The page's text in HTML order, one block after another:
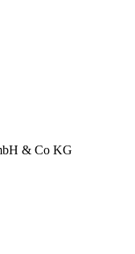
& Co KG